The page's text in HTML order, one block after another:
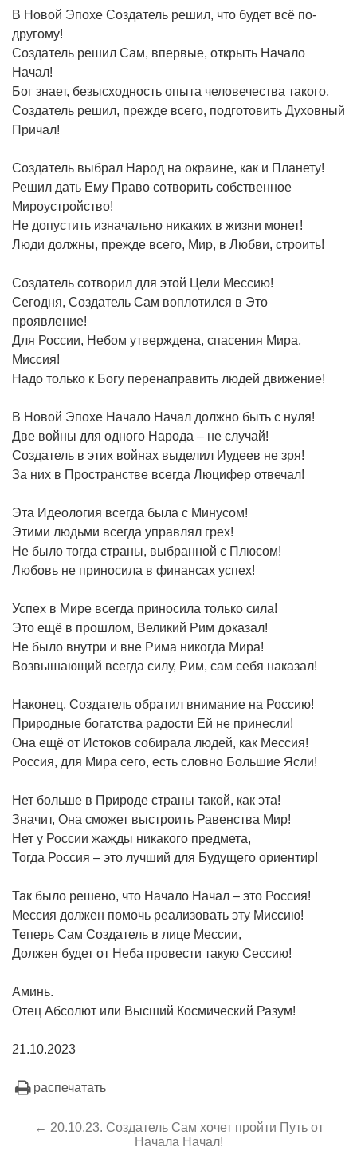
В Новой Эпохе Создатель решил, что будет всё по-
другому!
Создатель решил Сам, впервые, открыть Начало
Начал!
Бог знает, безысходность опыта человечества такого,
Создатель решил, прежде всего, подготовить Духовный
Причал!
Создатель выбрал Народ на окраине, как и Планету!
Решил дать Ему Право сотворить собственное
Мироустройство!
Не допустить изначально никаких в жизни монет!
Люди должны, прежде всего, Мир, в Любви, строить!
Создатель сотворил для этой Цели Мессию!
Сегодня, Создатель Сам воплотился в Это
проявление!
Для России, Небом утверждена, спасения Мира,
Миссия!
Надо только к Богу перенаправить людей движение!
В Новой Эпохе Начало Начал должно быть с нуля!
Две войны для одного Народа – не случай!
Создатель в этих войнах выделил Иудеев не зря!
За них в Пространстве всегда Люцифер отвечал!
Эта Идеология всегда была с Минусом!
Этими людьми всегда управлял грех!
Не было тогда страны, выбранной с Плюсом!
Любовь не приносила в финансах успех!
Успех в Мире всегда приносила только сила!
Это ещё в прошлом, Великий Рим доказал!
Не было внутри и вне Рима никогда Мира!
Возвышающий всегда силу, Рим, сам себя наказал!
Наконец, Создатель обратил внимание на Россию!
Природные богатства радости Ей не принесли!
Она ещё от Истоков собирала людей, как Мессия!
Россия, для Мира сего, есть словно Большие Ясли!
Нет больше в Природе страны такой, как эта!
Значит, Она сможет выстроить Равенства Мир!
Нет у России жажды никакого предмета,
Тогда Россия – это лучший для Будущего ориентир!
Так было решено, что Начало Начал – это Россия!
Мессия должен помочь реализовать эту Миссию!
Теперь Сам Создатель в лице Мессии,
Должен будет от Неба провести такую Сессию!
Аминь.
Отец Абсолют или Высший Космический Разум!
21.10.2023
распечатать
← 20.10.23. Создатель Сам хочет пройти Путь от
Начала Начал!